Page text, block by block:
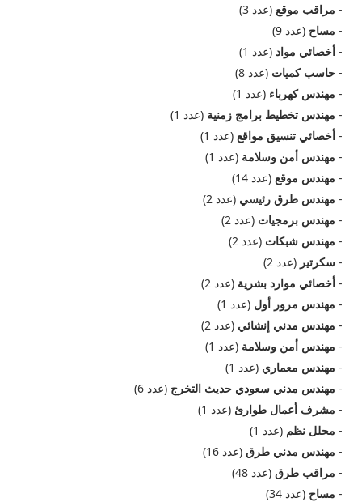
- مراقب موقع (عدد 3)
- مساح (عدد 9)
-أخصائي مواد (عدد 1)
-حاسب كميات (عدد 8)
- مهندس كهرباء (عدد 1)
- مهندس تخطيط برامج زمنية (عدد 1)
-أخصائي تنسيق مواقع (عدد 1)
- مهندس أمن وسلامة (عدد 1)
- مهندس موقع (عدد 14)
- مهندس طرق رئيسي (عدد 2)
- مهندس برمجيات (عدد 2)
- مهندس شبكات (عدد 2)
-سكرتير (عدد 2)
-أخصائي موارد بشرية (عدد 2)
- مهندس مرور أول (عدد 1)
- مهندس مدني إنشائي (عدد 2)
- مهندس أمن وسلامة (عدد 1)
- مهندس معماري (عدد 1)
- مهندس مدني سعودي حديث التخرج (عدد 6)
- مشرف أعمال طوارئ (عدد 1)
- محلل نظم (عدد 1)
- مهندس مدني طرق (عدد 16)
- مراقب طرق (عدد 48)
- مساح (عدد 34)